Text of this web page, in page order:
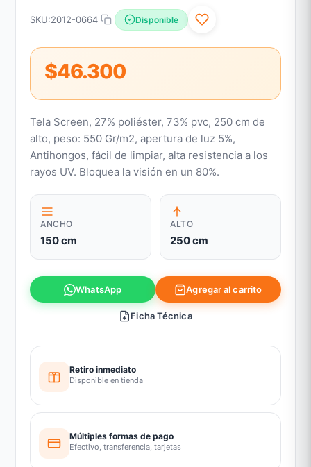
SKU:2012-0664 Disponible
$46.300
Tela Screen, 27% poliéster, 73% pvc, 250 cm de
alto, peso: 550 Gr/m2, apertura de luz 5%,
Antihongos, fácil de limpiar, alta resistencia a los
rayos UV. Bloquea la visión en un 80%.
ANCHO
150 cm
ALTO
250 cm
WhatsApp Agregar al carrito
Ficha Técnica
Retiro inmediato
Disponible en tienda
Múltiples formas de pago
Efectivo, transferencia, tarjetas